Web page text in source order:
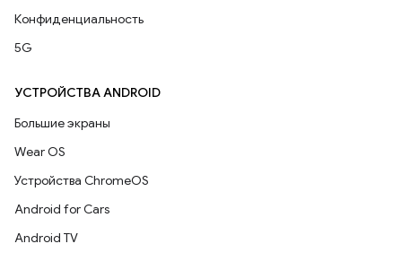
Конфиденциальность
5G
УСТРОЙСТВА ANDROID
Большие экраны
Wear OS
Устройства ChromeOS
Android for Cars
Android TV